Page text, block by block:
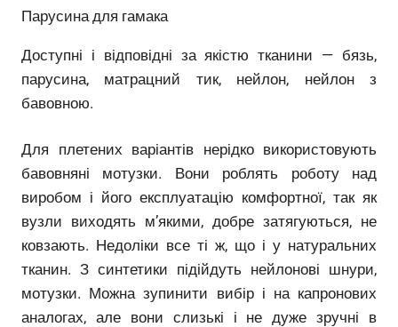
Парусина для гамака
Доступні і відповідні за якістю тканини — бязь,
парусина, матрацний тик, нейлон, нейлон з
бавовною.
Для плетених варіантів нерідко використовують
бавовняні мотузки. Вони роблять роботу над
виробом і його експлуатацію комфортної, так як
вузли виходять м’якими, добре затягуються, не
ковзають. Недоліки все ті ж, що і у натуральних
тканин. З синтетики підійдуть нейлонові шнури,
мотузки. Можна зупинити вибір і на капронових
аналогах, але вони слизькі і не дуже зручні в